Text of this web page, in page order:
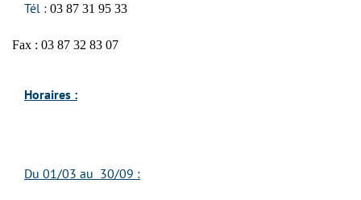
Tél : 03 87 31 95 33
Fax : 03 87 32 83 07
Horaires :
Du 01/03 au 30/09 :